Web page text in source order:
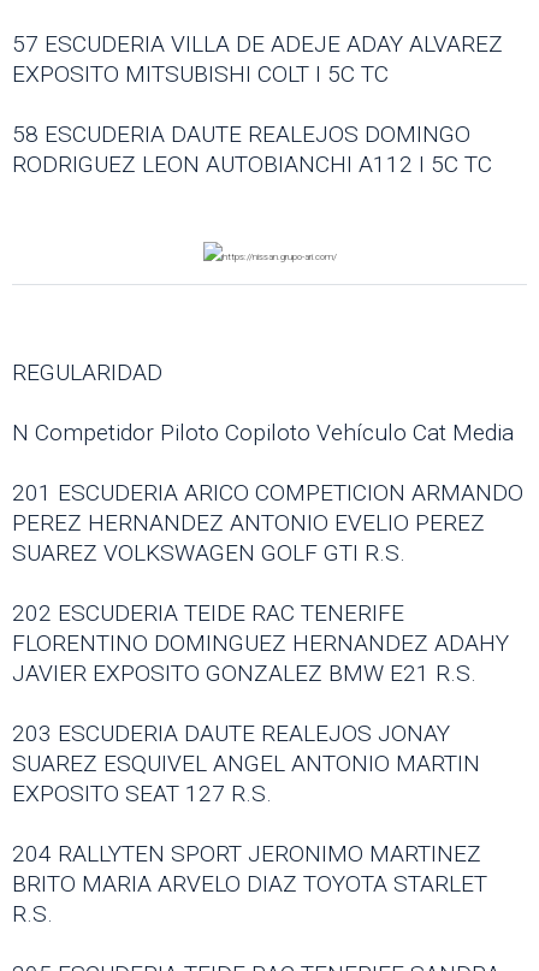
57 ESCUDERIA VILLA DE ADEJE ADAY ALVAREZ
EXPOSITO MITSUBISHI COLT I 5C TC
58 ESCUDERIA DAUTE REALEJOS DOMINGO
RODRIGUEZ LEON AUTOBIANCHI A112 I 5C TC
REGULARIDAD
N Competidor Piloto Copiloto Vehículo Cat Media
201 ESCUDERIA ARICO COMPETICION ARMANDO
PEREZ HERNANDEZ ANTONIO EVELIO PEREZ
SUAREZ VOLKSWAGEN GOLF GTI R.S.
202 ESCUDERIA TEIDE RAC TENERIFE
FLORENTINO DOMINGUEZ HERNANDEZ ADAHY
JAVIER EXPOSITO GONZALEZ BMW E21 R.S.
203 ESCUDERIA DAUTE REALEJOS JONAY
SUAREZ ESQUIVEL ANGEL ANTONIO MARTIN
EXPOSITO SEAT 127 R.S.
204 RALLYTEN SPORT JERONIMO MARTINEZ
BRITO MARIA ARVELO DIAZ TOYOTA STARLET
R.S.